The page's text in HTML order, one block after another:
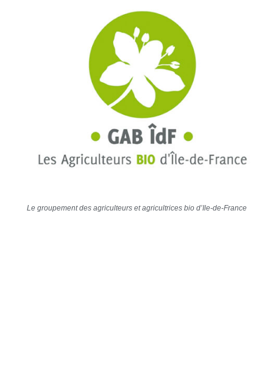
Le groupement des agriculteurs et agricultrices bio d’Ile-de-France